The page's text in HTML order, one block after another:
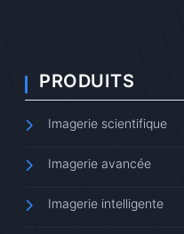
PRODUITS
Imagerie scientifique
Imagerie avancée
Imagerie intelligente